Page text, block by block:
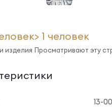
изделия
> 1 человек
Просматривают эту
13-